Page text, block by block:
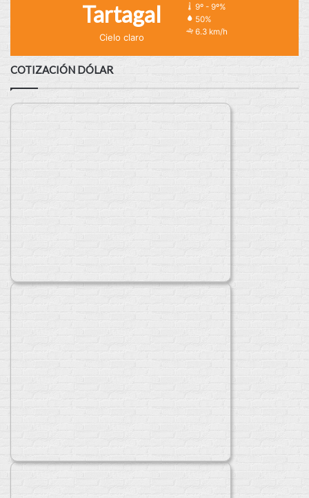
Tartagal
Cielo claro
9º - 9º%
50%
6.3 km/h
COTIZACIÓN DÓLAR